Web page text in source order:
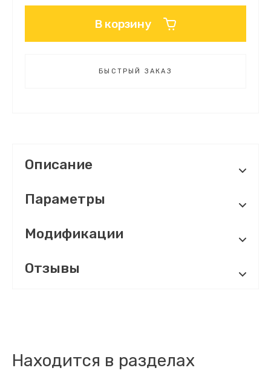
В корзину
БЫСТРЫЙ ЗАКАЗ
Описание
Параметры
Модификации
Отзывы
Находится в разделах